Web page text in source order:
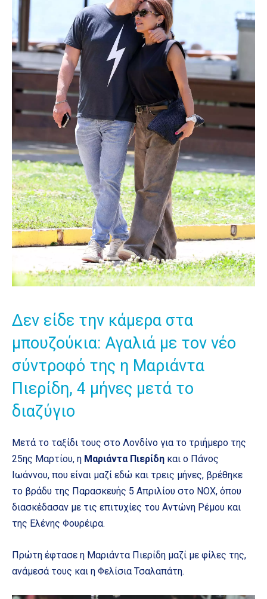
Δεν είδε την κάμερα στα
μπουζούκια: Αγαλιά με τον νέο
σύντροφό της η Μαριάντα
Πιερίδη, 4 μήνες μετά το
διαζύγιο
Mετά το ταξίδι τους στο Λονδίνο για το τριήμερο της
25ης Μαρτίου, η Μαριάντα Πιερίδη και ο Πάνος
Ιωάννου, που είναι μαζί εδώ και τρεις μήνες, βρέθηκε
το βράδυ της Παρασκευής 5 Απριλίου στο ΝΟΧ, όπου
διασκέδασαν με τις επιτυχίες του Αντώνη Ρέμου και
της Ελένης Φουρέιρα.
Πρώτη έφτασε η Μαριάντα Πιερίδη μαζί με φίλες της,
ανάμεσά τους και η Φελίσια Τσαλαπάτη.